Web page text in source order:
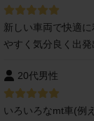
新しい車両で快適
やすく気分良く出
20代男性
いろいろなmt車(例